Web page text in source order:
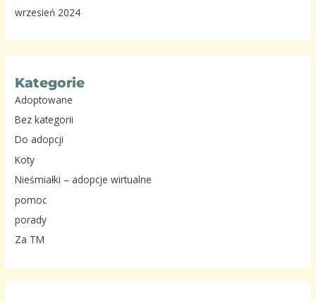
wrzesień 2024
Kategorie
Adoptowane
Bez kategorii
Do adopcji
Koty
Nieśmiałki – adopcje wirtualne
pomoc
porady
Za TM